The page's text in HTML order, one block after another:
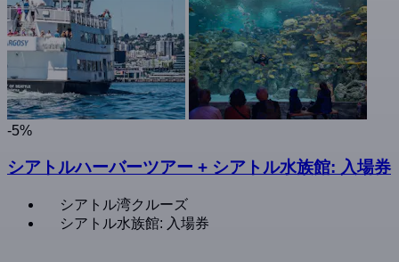
-5%
シアトルハーバーツアー + シアトル水族館: 入場券
シアトル湾クルーズ
シアトル水族館: 入場券